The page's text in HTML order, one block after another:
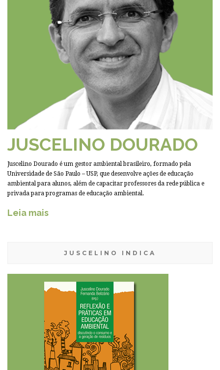
JUSCELINO DOURADO
Juscelino Dourado é um gestor ambiental brasileiro, formado pela
Universidade de São Paulo – USP, que desenvolve ações de educação
ambiental para alunos, além de capacitar professores da rede pública e
privada para programas de educação ambiental.
Leia mais
JUSCELINO INDICA